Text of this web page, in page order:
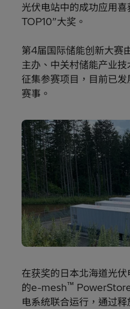
光伏电站中的成功应用
TOP10”大奖。
第4届国际储能创新大赛
主办、中关村储能产业
征集参赛项目，目前已
赛事。
在获奖的日本北海道光
的e-mesh™
电系统联合运行，通过